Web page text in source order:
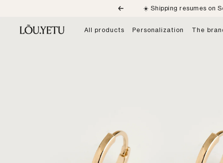
Previous ☀️ Shipping resumes on
All products Personalization The
LÕU.YETU